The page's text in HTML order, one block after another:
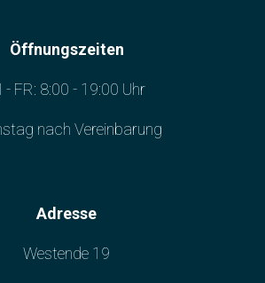
Adresse
Westende 19
Öffnungszeiten
- FR: 8:00 - 19:00 Uhr
nach Vereinbarung